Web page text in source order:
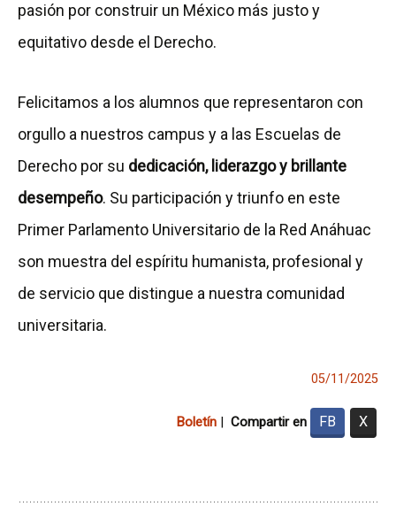
pasión por construir un México más justo y
equitativo desde el Derecho.
Felicitamos a los alumnos que representaron con
orgullo a nuestros campus y a las Escuelas de
Derecho por su dedicación, liderazgo y brillante
desempeño. Su participación y triunfo en este
Primer Parlamento Universitario de la Red Anáhuac
son muestra del espíritu humanista, profesional y
de servicio que distingue a nuestra comunidad
universitaria.
05/11/2025
Boletín | Compartir en FB X